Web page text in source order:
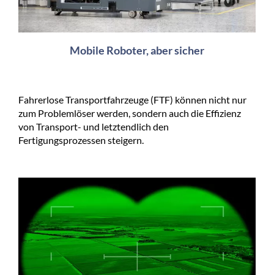
Mobile Roboter, aber sicher
Fahrerlose Transportfahrzeuge (FTF) können nicht nur
zum Problemlöser werden, sondern auch die Effizienz
von Transport- und letztendlich den
Fertigungsprozessen steigern.